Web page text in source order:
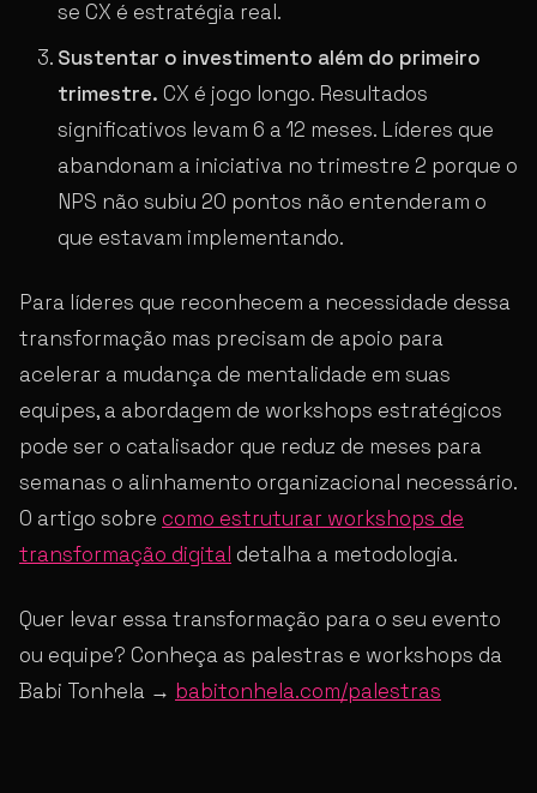
se CX é estratégia real.
Sustentar o investimento além do primeiro
trimestre. CX é jogo longo. Resultados
significativos levam 6 a 12 meses. Líderes que
abandonam a iniciativa no trimestre 2 porque o
NPS não subiu 20 pontos não entenderam o
que estavam implementando.
Para líderes que reconhecem a necessidade dessa
transformação mas precisam de apoio para
acelerar a mudança de mentalidade em suas
equipes, a abordagem de workshops estratégicos
pode ser o catalisador que reduz de meses para
semanas o alinhamento organizacional necessário.
O artigo sobre como estruturar workshops de
transformação digital detalha a metodologia.
Quer levar essa transformação para o seu evento
ou equipe? Conheça as palestras e workshops da
Babi Tonhela → babitonhela.com/palestras